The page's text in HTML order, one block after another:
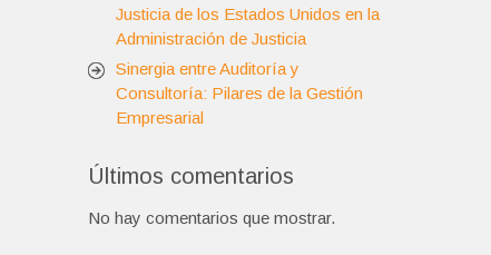
Justicia de los Estados Unidos en la
Administración de Justicia
Sinergia entre Auditoría y
Consultoría: Pilares de la Gestión
Empresarial
Últimos comentarios
No hay comentarios que mostrar.